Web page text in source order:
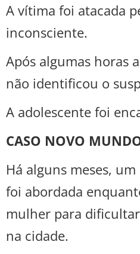
A vítima foi atacada
inconsciente.
Após algumas horas
não identificou o
A adolescente foi
CASO NOVO
Há alguns meses,
foi abordada
mulher para
na cidade.